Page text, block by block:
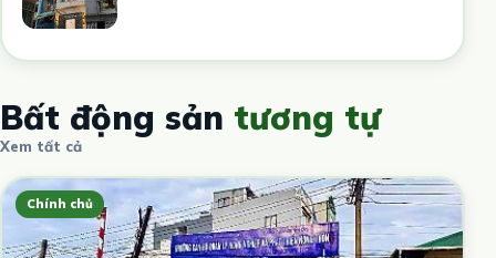
Bất động sản tương tự
Xem tất cả
Chính chủ